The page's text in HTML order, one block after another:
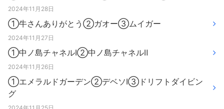
2024年11月28日
①牛さんありがとう②ガオー③ムイガー
2024年11月27日
①中ノ島チャネルⅠ②中ノ島チャネルⅡ
2024年11月26日
①エメラルドガーデン②デベソⅠ③ドリフトダイビン
グ